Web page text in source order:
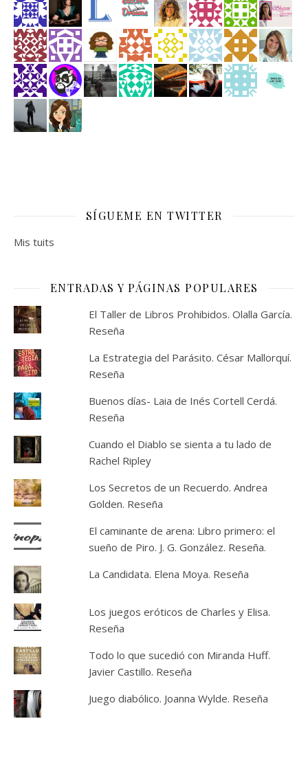
SÍGUEME EN TWITTER
Mis tuits
ENTRADAS Y PÁGINAS POPULARES
El Taller de Libros Prohibidos. Olalla García.
Reseña
La Estrategia del Parásito. César Mallorquí.
Reseña
Buenos días- Laia de Inés Cortell Cerdá.
Reseña
Cuando el Diablo se sienta a tu lado de
Rachel Ripley
Los Secretos de un Recuerdo. Andrea
Golden. Reseña
El caminante de arena: Libro primero: el
sueño de Piro. J. G. González. Reseña.
La Candidata. Elena Moya. Reseña
Los juegos eróticos de Charles y Elisa.
Reseña
Todo lo que sucedió con Miranda Huff.
Javier Castillo. Reseña
Juego diabólico. Joanna Wylde. Reseña